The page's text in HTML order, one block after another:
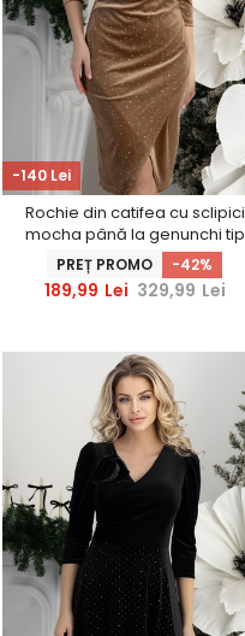
-140 Lei
Rochie din catifea cu sclipici
mocha până la genunchi tip
creion cu maneci trei-sferturi -
StarShinerS
PREȚ PROMO -42%
189,99 Lei 329,99 Lei